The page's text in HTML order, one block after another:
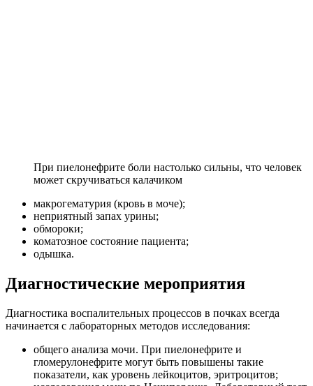
При пиелонефрите боли настолько сильны, что человек
может скручиваться калачиком
макрогематурия (кровь в моче);
неприятный запах урины;
обмороки;
коматозное состояние пациента;
одышка.
Диагностические мероприятия
Диагностика воспалительных процессов в почках всегда
начинается с лабораторных методов исследования:
общего анализа мочи. При пиелонефрите и
гломерулонефрите могут быть повышены такие
показатели, как уровень лейкоцитов, эритроцитов;